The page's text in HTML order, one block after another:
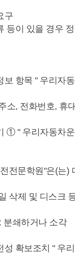
구
등이 있을 경우
보 항목 " 우리자
소, 전화번호, 휴
① " 우리자동차
전문학원"은(는)
삭제 및 디스크
분쇄하거나 소각
성 확보조치 " 우